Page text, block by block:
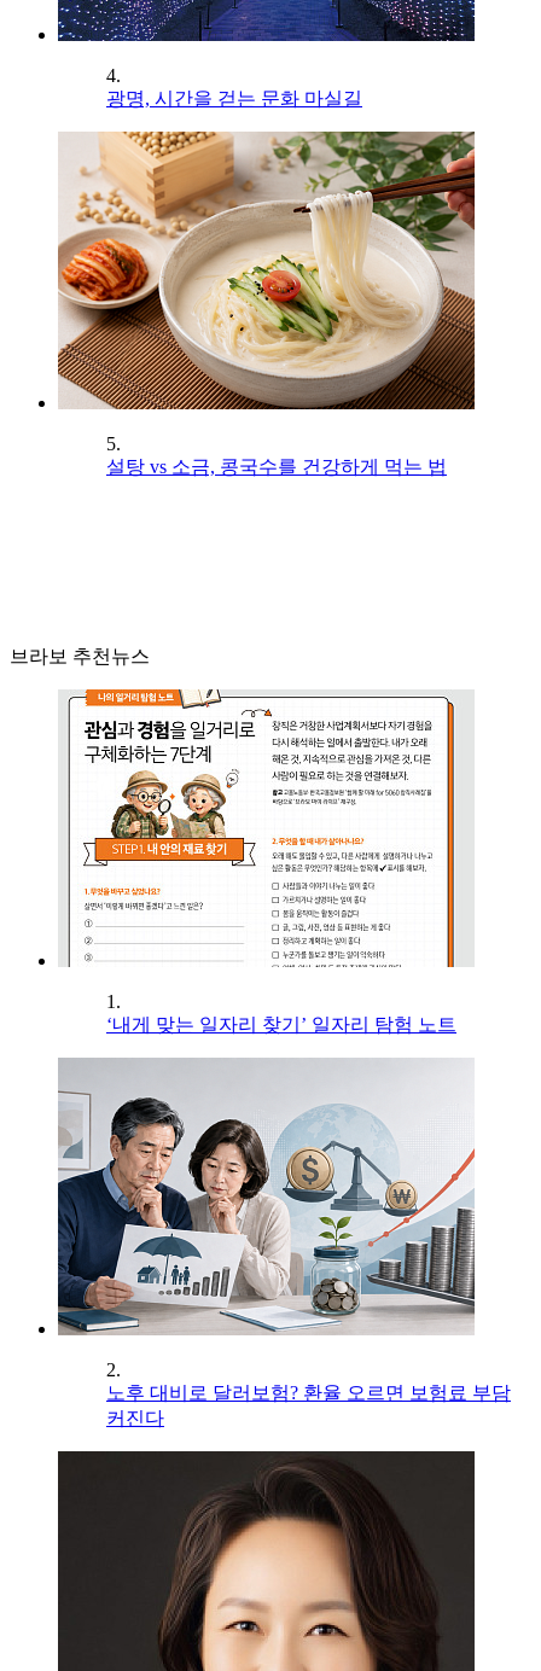
4.
광명, 시간을 걷는 문화 마실길
5.
설탕 vs 소금, 콩국수를 건강하게 먹는 법
브라보 추천뉴스
1.
‘내게 맞는 일자리 찾기’ 일자리 탐험 노트
2.
노후 대비로 달러보험? 환율 오르면 보험료 부담
커진다